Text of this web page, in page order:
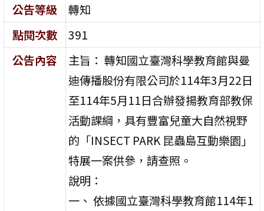
公告等級
轉知
點閱次數
391
公告內容
主旨： 轉知國立臺灣科學教育館與曼
迪傳播股份有限公司於114年3月22日
至114年5月11日合辦發揚教育部教保
活動課綱，具有豐富兒童大自然視野
的「INSECT PARK 昆蟲島互動樂園」
特展一案供參，請查照。
說明：
一、 依據國立臺灣科學教育館114年1